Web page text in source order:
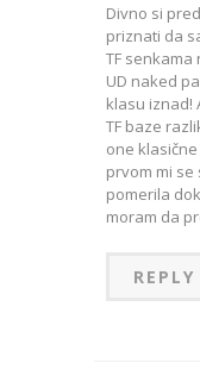
Divno si
priznati da
TF
UD naked
klasu iznad!
TF baze
one
prvom mi se
pomerila
moram da
REPLY